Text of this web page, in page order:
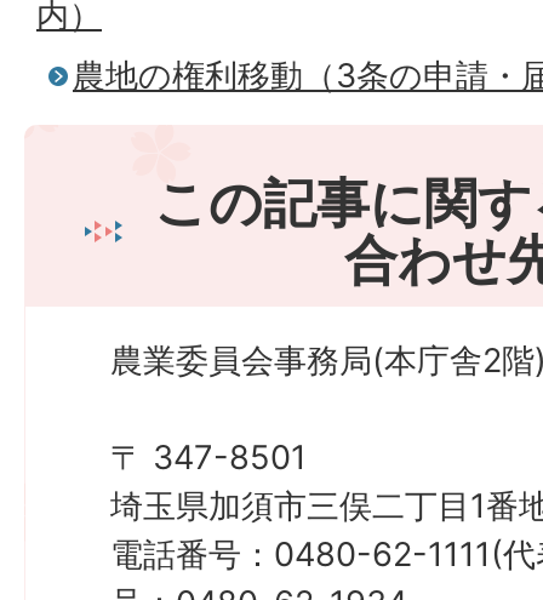
内）
農地の権利移動（3条の申請・
この記事に関
合わせ
農業委員会事務局(本庁舎2階
〒 347-8501
埼玉県加須市三俣二丁目1番
電話番号：0480-62-1111(